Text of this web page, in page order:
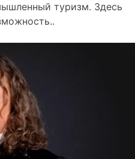
туризм. Здесь